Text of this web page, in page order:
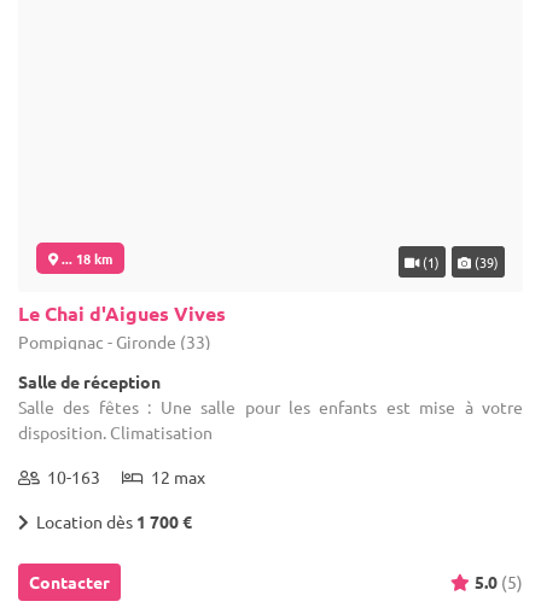
... 18 km (1) (39)
Le Chai d'Aigues Vives
Pompignac - Gironde (33)
Salle de réception
Salle des fêtes : Une salle pour les enfants est mise à votre
disposition. Climatisation
10-163 12 max
Location dès 1 700 €
Contacter 5.0 (5)